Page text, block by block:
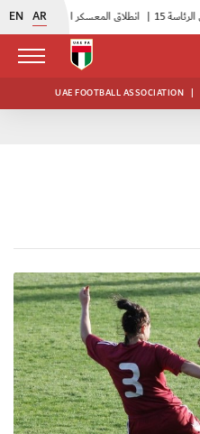
EN AR انطلاق المعسكر التحضيري لقضاة الملاعب |
UAE FOOTBALL ASSOCIATION |